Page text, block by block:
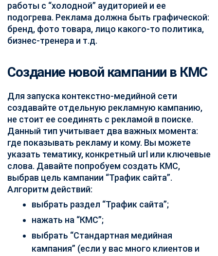
работы с “холодной” аудиторией и ее
подогрева. Реклама должна быть графической:
бренд, фото товара, лицо какого-то политика,
бизнес-тренера и т.д.
Создание новой кампании в КМС
Для запуска контекстно-медийной сети
создавайте отдельную рекламную кампанию,
не стоит ее соединять с рекламой в поиске.
Данный тип учитывает два важных момента:
где показывать рекламу и кому. Вы можете
указать тематику, конкретный url или ключевые
слова. Давайте попробуем создать КМС,
выбрав цель кампании “Трафик сайта”.
Алгоритм действий:
выбрать раздел “Трафик сайта”;
нажать на “КМС”;
выбрать “Стандартная медийная
кампания” (если у вас много клиентов и